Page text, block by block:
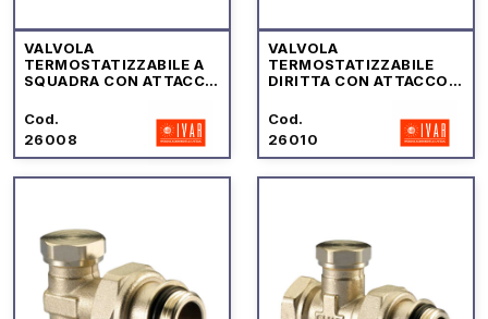
VALVOLA
TERMOSTATIZZABILE A
SQUADRA CON ATTACCO
STANDARD" IVAR
Cod.
26008
VALVOLA
TERMOSTATIZZABILE
DIRITTA CON ATTACCO
STANDARD" IVAR
Cod.
26010